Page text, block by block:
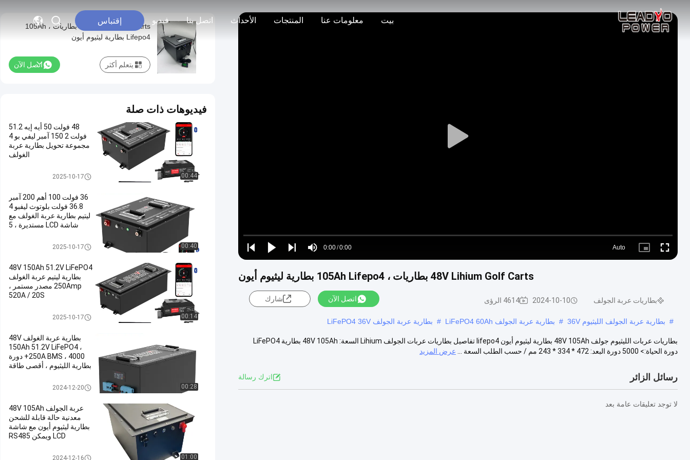
بيت معلومات عنا المنتجات الأحداث اتصل بنا فيديو إقتباس
Play
Play
Play
Play
Mute
Time
0:00/0:00
Loaded:
0%
Auto
Picture- Fullscreen
48V Lihium Golf Carts بطاريات ، 105Ah Lifepo4 بطارية ليثيوم أيون
بطاريات عربة الجولف 2024-10-10 4614 الرؤى اتصل الآن شارك
# بطارية عربة الجولف الليثيوم 36V # بطارية عربة الجولف LiFePO4 60Ah # بطارية عربة الجولف LiFePO4 36V
بطاريات عربات الليثيوم جولف 48V 105Ah بطارية ليثيوم أيون lifepo4 تفاصيل بطاريات عربات الجولف Lihium السعة: 48V 105Ah بطارية LiFePO4
دورة الحياة:> 5000 دورة البعد: 472 * 334 * 243 مم / حسب الطلب السعة ...
عرض المزيد
رسائل الزائر اترك رسالة
لا توجد تعليقات عامة بعد
48V Lihium Golf Carts بطاريات ، 105Ah
Lifepo4 بطارية ليثيوم أيون
اتصل الآن يتعلم أكثر
فيديوهات ذات صلة
00:44
48 فولت 50 أيه إيه 51.2
فولت 2 150 آمبر ليفي بو 4
مجموعة تحويل بطارية عربة
الغولف
بطاريات عربة الجولف2025-10-17
00:40
36 فولت 100 أهم 200 آمبر
36.8 فولت بلوتوث ليفبو 4
ليتيم بطارية عربة الغولف مع
شاشة LCD مستديرة ، 5
بطاريات عربة الجولف2025-10-17
00:14
48V 150Ah 51.2V LiFePO4
بطارية ليتيم عربة الغولف
250Amp مصدر مستمر ،
520A / 20S
بطاريات عربة الجولف2025-10-17
00:28
بطارية عربة الغولف 48V
150Ah 51.2V LiFePO4 ،
250A BMS ، 4000+ دورة
بطارية الليثيوم ، أقصى طاقة
بطاريات عربة الجولف2024-12-20
01:00
عربة الجولف 48V 105Ah
معدنية حالة قابلة للشحن
بطارية ليثيوم أيون مع شاشة
LCD ويمكن RS485
بطاريات عربة الجولف2024-12-16